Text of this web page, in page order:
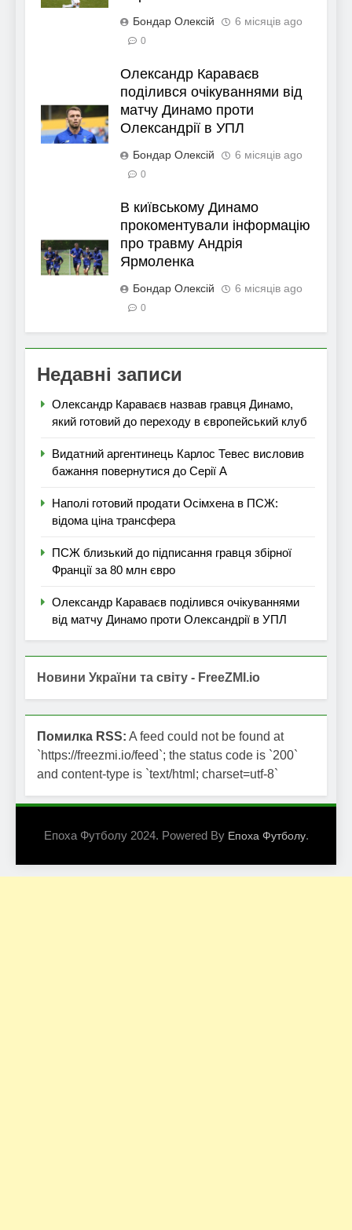
Бондар Олексій 6 місяців ago
0
Олександр Караваєв
поділився очікуваннями від
матчу Динамо проти
Олександрії в УПЛ
Бондар Олексій 6 місяців ago
0
В київському Динамо
прокоментували інформацію
про травму Андрія
Ярмоленка
Бондар Олексій 6 місяців ago
0
Недавні записи
Олександр Караваєв назвав гравця Динамо,
який готовий до переходу в європейський клуб
Видатний аргентинець Карлос Тевес висловив
бажання повернутися до Серії А
Наполі готовий продати Осімхена в ПСЖ:
відома ціна трансфера
ПСЖ близький до підписання гравця збірної
Франції за 80 млн євро
Олександр Караваєв поділився очікуваннями
від матчу Динамо проти Олександрії в УПЛ
Новини України та світу - FreeZMI.io
Помилка RSS: A feed could not be found at
`https://freezmi.io/feed`; the status code is `200`
and content-type is `text/html; charset=utf-8`
Епоха Футболу 2024. Powered By Епоха Футболу.